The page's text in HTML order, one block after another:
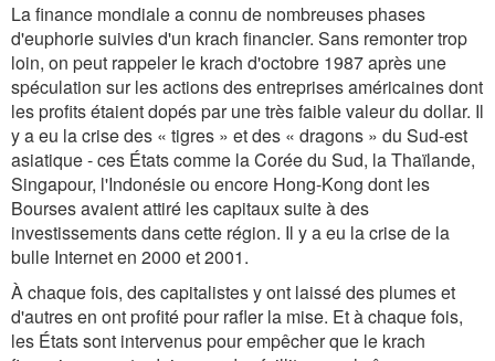
La finance mondiale a connu de nombreuses phases
d'euphorie suivies d'un krach financier. Sans remonter trop
loin, on peut rappeler le krach d'octobre 1987 après une
spéculation sur les actions des entreprises américaines dont
les profits étaient dopés par une très faible valeur du dollar. Il
y a eu la crise des « tigres » et des « dragons » du Sud-est
asiatique - ces États comme la Corée du Sud, la Thaïlande,
Singapour, l'Indonésie ou encore Hong-Kong dont les
Bourses avaient attiré les capitaux suite à des
investissements dans cette région. Il y a eu la crise de la
bulle Internet en 2000 et 2001.
À chaque fois, des capitalistes y ont laissé des plumes et
d'autres en ont profité pour rafler la mise. Et à chaque fois,
les États sont intervenus pour empêcher que le krach